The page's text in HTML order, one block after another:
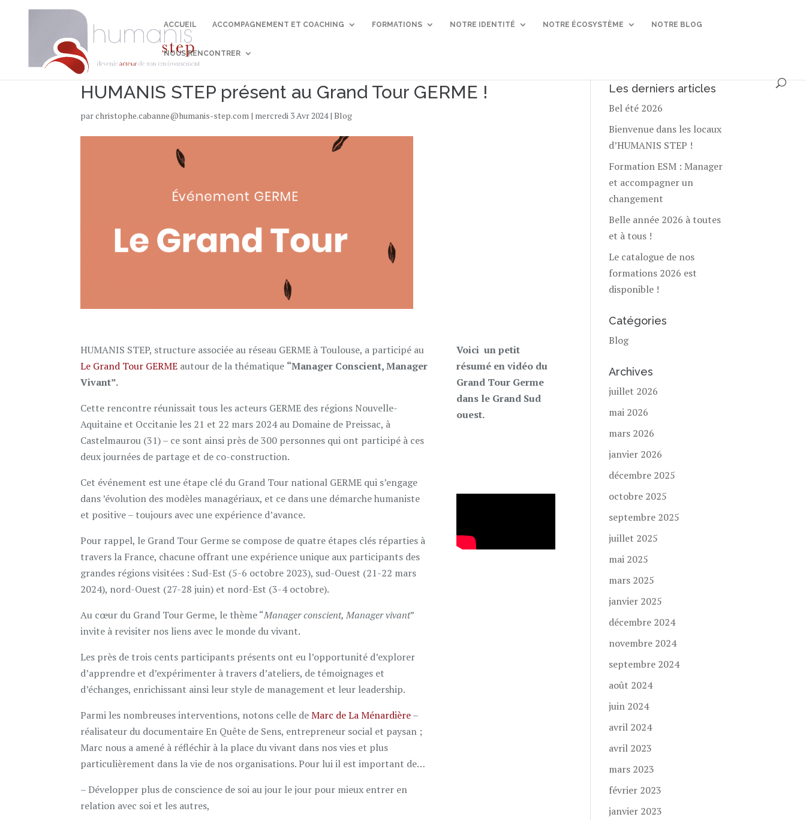
ACCUEIL ACCOMPAGNEMENT ET COACHING FORMATIONS NOTRE IDENTITÉ NOTRE ÉCOSYSTÈME NOTRE BLOG
NOUS RENCONTRER
HUMANIS STEP présent au Grand Tour GERME !
parchristophe.cabanne@humanis-step.com | mercredi 3 Avr 2024|Blog
HUMANIS STEP, structure associée au réseau GERME à Toulouse, a participé au
Le Grand Tour GERME autour de la thématique “Manager Conscient, Manager
Vivant”.
Cette rencontre réunissait tous les acteurs GERME des régions Nouvelle-
Aquitaine et Occitanie les 21 et 22 mars 2024 au Domaine de Preissac, à
Castelmaurou (31) – ce sont ainsi près de 300 personnes qui ont participé à ces
deux journées de partage et de co-construction.
Cet événement est une étape clé du Grand Tour national GERME qui s’engage
dans ’évolution des modèles managériaux, et ce dans une démarche humaniste
et positive – toujours avec une expérience d’avance.
Pour rappel, le Grand Tour Germe se compose de quatre étapes clés réparties à
travers la France, chacune offrant une expérience unique aux participants des
grandes régions visitées : Sud-Est (5-6 octobre 2023), sud-Ouest (21-22 mars
2024), nord-Ouest (27-28 juin) et nord-Est (3-4 octobre).
Au cœur du Grand Tour Germe, le thème “Manager conscient, Manager vivant”
invite à revisiter nos liens avec le monde du vivant.
Les près de trois cents participants présents ont eu l’opportunité d’explorer
d’apprendre et d’expérimenter à travers d’ateliers, de témoignages et
d’échanges, enrichissant ainsi leur style de management et leur leadership.
Parmi les nombreuses interventions, notons celle deMarc de La Ménardière–
réalisateur du documentaire En Quête de Sens, entrepreneur social et paysan ;
Marc nous a amené à réfléchir à la place du vivant dans nos vies et plus
particulièrement dans la vie de nos organisations. Pour lui il est important de…
– Développer plus de conscience de soi au jour le jour pour mieux entrer en
relation avec soi et les autres,
Voici un petit
résumé en vidéo du
Grand Tour Germe
dans le Grand Sud
ouest.
Les derniers articles
Bel été 2026
Bienvenue dans les locaux
d’HUMANIS STEP !
Formation ESM : Manager
et accompagner un
changement
Belle année 2026 à toutes
et à tous !
Le catalogue de nos
formations 2026 est
disponible !
Catégories
Blog
Archives
juillet 2026
mai 2026
mars 2026
janvier 2026
décembre 2025
octobre 2025
septembre 2025
juillet 2025
mai 2025
mars 2025
janvier 2025
décembre 2024
novembre 2024
septembre 2024
août 2024
juin 2024
avril 2024
avril 2023
mars 2023
février 2023
janvier 2023